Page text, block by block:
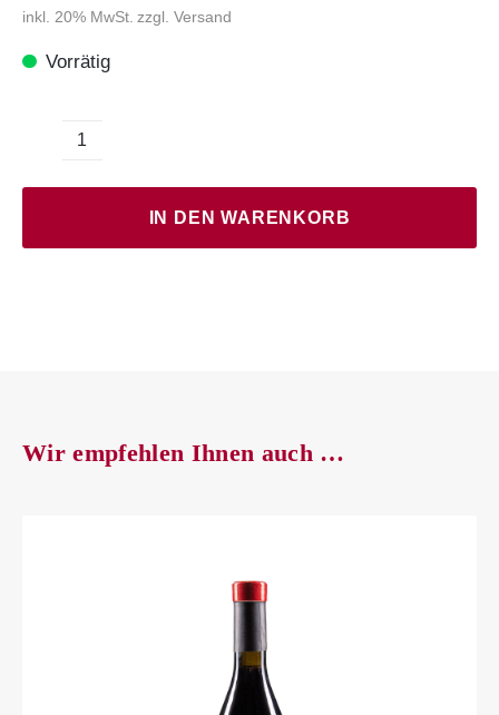
inkl. 20% MwSt. zzgl.Versand
Vorrätig
Blaufränkisch
IN DEN WARENKORB
Wir empfehlen Ihnen auch …